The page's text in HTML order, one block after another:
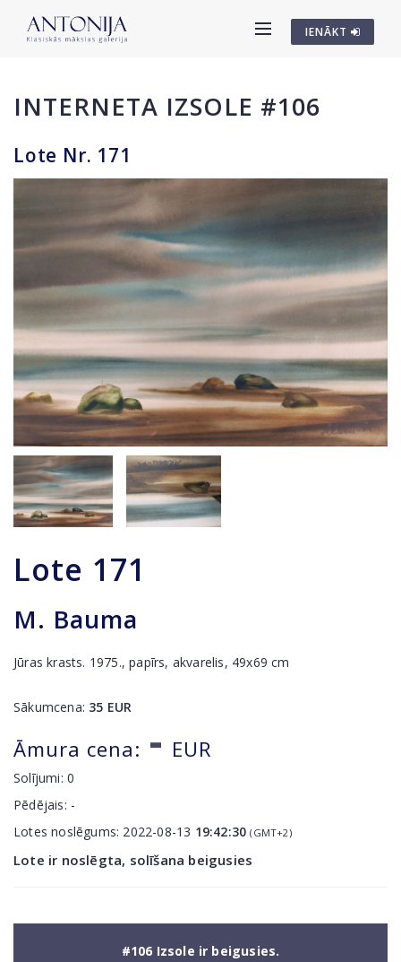
IENĀKT
INTERNETA IZSOLE #106
Lote Nr. 171
Lote 171
M. Bauma
Jūras krasts. 1975., papīrs, akvarelis, 49x69 cm
Sākumcena: 35 EUR
Āmura cena: - EUR
Solījumi:0
Pēdējais: -
Lotes noslēgums: 2022-08-13 19:42:30 (GMT+2)
Lote ir noslēgta, solīšana beigusies
#106 Izsole ir beigusies.